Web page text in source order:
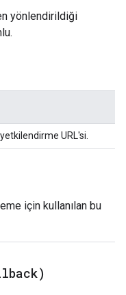
yönlendirildiği
URL'si.
için kullanılan bu